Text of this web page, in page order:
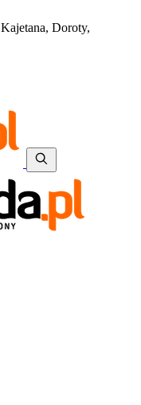
Kajetana, Doroty,